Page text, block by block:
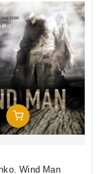
In Den Warenkorb
Wind Man